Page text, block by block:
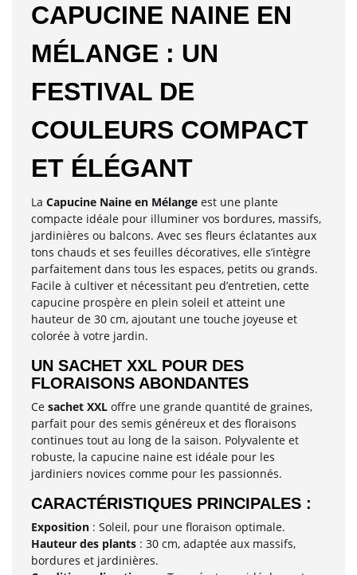
CAPUCINE NAINE EN
MÉLANGE : UN
FESTIVAL DE
COULEURS COMPACT
ET ÉLÉGANT
La Capucine Naine en Mélange est une plante
compacte idéale pour illuminer vos bordures, massifs,
jardinières ou balcons. Avec ses fleurs éclatantes aux
tons chauds et ses feuilles décoratives, elle s’intègre
parfaitement dans tous les espaces, petits ou grands.
Facile à cultiver et nécessitant peu d’entretien, cette
capucine prospère en plein soleil et atteint une
hauteur de 30 cm, ajoutant une touche joyeuse et
colorée à votre jardin.
UN SACHET XXL POUR DES
FLORAISONS ABONDANTES
Ce sachet XXL offre une grande quantité de graines,
parfait pour des semis généreux et des floraisons
continues tout au long de la saison. Polyvalente et
robuste, la capucine naine est idéale pour les
jardiniers novices comme pour les passionnés.
CARACTÉRISTIQUES PRINCIPALES :
Exposition : Soleil, pour une floraison optimale.
Hauteur des plants : 30 cm, adaptée aux massifs,
bordures et jardinières.